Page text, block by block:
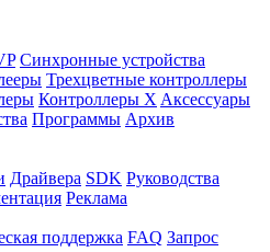
Синхронные устройства
Трехцветные контроллеры
Контроллеры X Aксессуары
Программы Архив
Драйвера SDK Руководства
Реклама
поддержка FAQ Запрос